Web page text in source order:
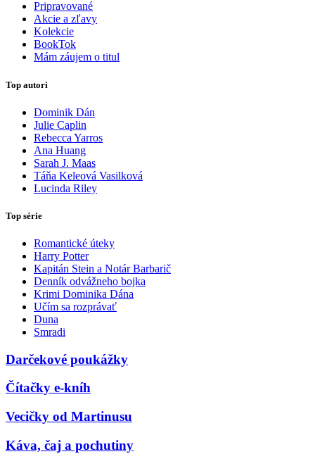
Pripravované
Akcie a zľavy
Kolekcie
BookTok
Mám záujem o titul
Top autori
Dominik Dán
Julie Caplin
Rebecca Yarros
Ana Huang
Sarah J. Maas
Táňa Keleová Vasilková
Lucinda Riley
Top série
Romantické úteky
Harry Potter
Kapitán Stein a Notár Barbarič
Denník odvážneho bojka
Krimi Dominika Dána
Učím sa rozprávať
Duna
Smradi
Darčekové poukážky
Čítačky e-kníh
Vecičky od Martinusu
Káva, čaj a pochutiny